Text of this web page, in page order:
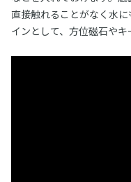
直接触れることがなく水
インとして、方位磁石やキ